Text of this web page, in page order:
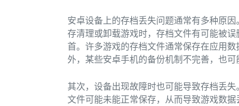
安卓设备上的存档丢失问题通常有多种原
存清理或卸载游戏时，存档文件有可能被
首。许多游戏的存档文件通常保存在应用
外，某些安卓手机的备份机制不完善，也可
其次，设备出现故障时也可能导致存档丢
文件可能未能正常保存，从而导致游戏数